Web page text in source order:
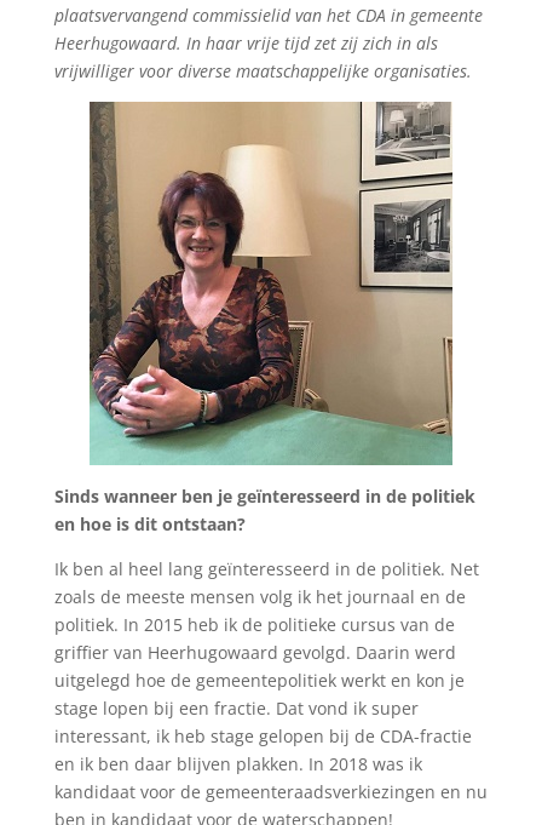
plaatsvervangend commissielid van het CDA in gemeente
Heerhugowaard. In haar vrije tijd zet zij zich in als
vrijwilliger voor diverse maatschappelijke organisaties.
Sinds wanneer ben je geïnteresseerd in de politiek
en hoe is dit ontstaan?
Ik ben al heel lang geïnteresseerd in de politiek. Net
zoals de meeste mensen volg ik het journaal en de
politiek. In 2015 heb ik de politieke cursus van de
griffier van Heerhugowaard gevolgd. Daarin werd
uitgelegd hoe de gemeentepolitiek werkt en kon je
stage lopen bij een fractie. Dat vond ik super
interessant, ik heb stage gelopen bij de CDA-fractie
en ik ben daar blijven plakken. In 2018 was ik
kandidaat voor de gemeenteraadsverkiezingen en nu
ben in kandidaat voor de waterschappen!